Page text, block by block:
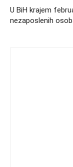
U BiH krajem
nezaposlenih